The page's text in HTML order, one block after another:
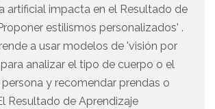
artificial impacta en el Resultado de
estilismos personalizados' .
a usar modelos de 'visión por
analizar el tipo de cuerpo o el
y recomendar prendas o
Resultado de Aprendizaje